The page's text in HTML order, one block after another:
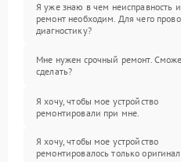
Я уже знаю в чем неисправность
ремонт необходим. Для чего
диагностику?
Мне нужен срочный ремонт.
сделать?
Я хочу, чтобы мое устройство
ремонтировали при мне.
Я хочу, чтобы мое устройство
ремонтировалось только